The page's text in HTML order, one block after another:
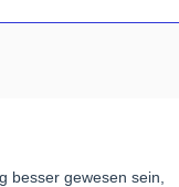
besser gewesen sein,